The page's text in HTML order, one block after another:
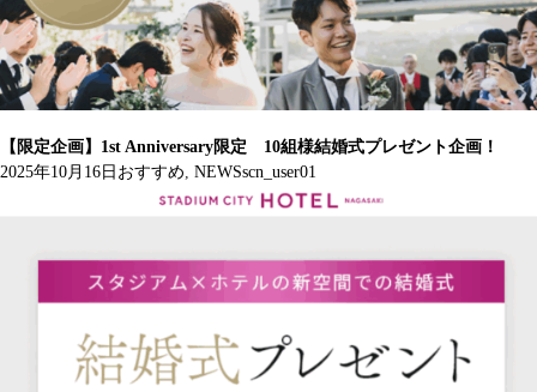
【限定企画】1st Anniversary限定 10組様結婚式プレゼント企画！
2025年10月16日 おすすめ NEWSscn_user01